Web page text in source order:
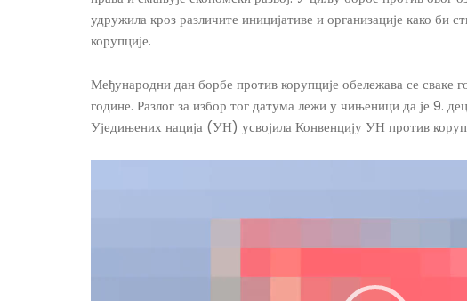
удружила кроз различите иницијативе и организације како би
корупције.
Међународни дан борбе против корупције обележава се сваке
године. Разлог за избор тог датума лежи у чињеници да је 9.
Уједињених нација (УН) усвојила Конвенцију УН против